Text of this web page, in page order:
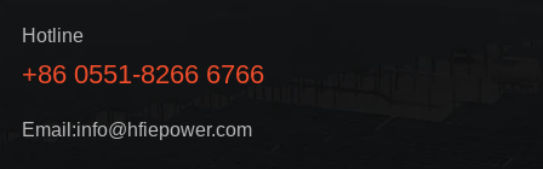
Hotline
+86 0551-8266 6766
Email:info@hfiepower.com